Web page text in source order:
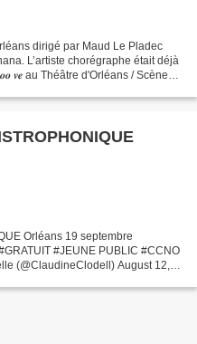
dirigé par Maud Le Pladec
L’artiste chorégraphe était déjà
𝒗𝒆 au Théâtre d'Orléans / Scène
Orléans 19 septembre
#JEUNE PUBLIC #CCNO
(@ClaudineClodell) August 12,